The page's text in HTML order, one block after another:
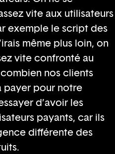
vite aux utilisateurs
exemple le script des
même plus loin, on
vite confronté au
nos clients
payer pour notre
d’avoir les
payants, car ils
différente des